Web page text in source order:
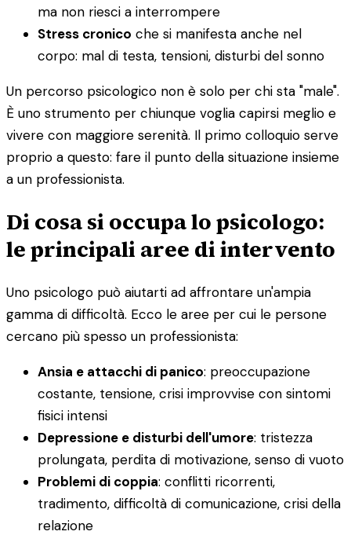
ma non riesci a interrompere
Stress cronico che si manifesta anche nel
corpo: mal di testa, tensioni, disturbi del sonno
Un percorso psicologico non è solo per chi sta "male".
È uno strumento per chiunque voglia capirsi meglio e
vivere con maggiore serenità. Il primo colloquio serve
proprio a questo: fare il punto della situazione insieme
a un professionista.
Di cosa si occupa lo psicologo:
le principali aree di intervento
Uno psicologo può aiutarti ad affrontare un'ampia
gamma di difficoltà. Ecco le aree per cui le persone
cercano più spesso un professionista:
Ansia e attacchi di panico: preoccupazione
costante, tensione, crisi improvvise con sintomi
fisici intensi
Depressione e disturbi dell'umore: tristezza
prolungata, perdita di motivazione, senso di vuoto
Problemi di coppia: conflitti ricorrenti,
tradimento, difficoltà di comunicazione, crisi della
relazione